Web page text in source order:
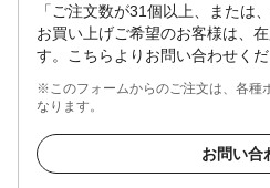
「ご注文数が31個以上、または
お買い上げご希望のお客様は、
す。こちらよりお問い合わせくだ
※このフォームからのご注文は、各種
なります。
お問い合